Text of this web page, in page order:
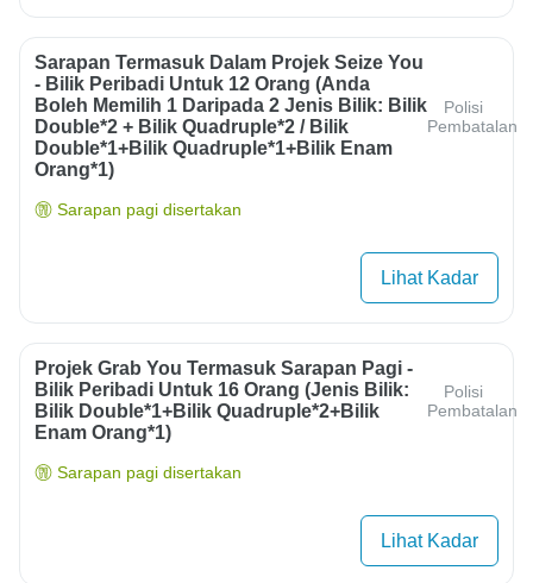
Sarapan Termasuk Dalam Projek Seize You
- Bilik Peribadi Untuk 12 Orang (anda
Boleh Memilih 1 Daripada 2 Jenis Bilik: Bilik
Double*2 + Bilik Quadruple*2 / Bilik
Double*1+bilik Quadruple*1+bilik Enam
Orang*1)
Polisi
Pembatalan
Sarapan pagi disertakan
Lihat Kadar
Projek Grab You Termasuk Sarapan Pagi -
Bilik Peribadi Untuk 16 Orang (jenis Bilik:
Bilik Double*1+bilik Quadruple*2+bilik
Enam Orang*1)
Polisi
Pembatalan
Sarapan pagi disertakan
Lihat Kadar